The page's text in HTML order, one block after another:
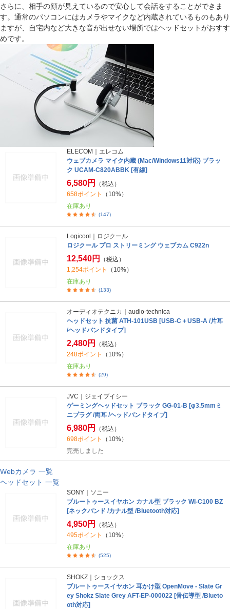
さらに、相手の顔が見えているので安心して会話をすることができま
す。通常のパソコンにはカメラやマイクなど内蔵されているものもあり
ますが、自宅内など大きな音が出せない場所ではヘッドセットがおすす
めです。
ELECOM｜エレコム
ウェブカメラ マイク内蔵 (Mac/Windows11対応) ブラッ
ク UCAM-C820ABBK [有線]
6,580円
（税込）
658ポイント
（10%）
在庫あり
(147)
Logicool｜ロジクール
ロジクール プロ ストリーミング ウェブカム C922n
12,540円
（税込）
1,254ポイント
（10%）
在庫あり
(133)
オーディオテクニカ｜audio-technica
ヘッドセット 抗菌 ATH-101USB [USB-C＋USB-A /片耳
/ヘッドバンドタイプ]
2,480円
（税込）
248ポイント
（10%）
在庫あり
(29)
JVC｜ジェイブイシー
ゲーミングヘッドセット ブラック GG-01-B [φ3.5mmミ
ニプラグ /両耳 /ヘッドバンドタイプ]
6,980円
（税込）
698ポイント
（10%）
完売しました
Webカメラ 一覧
ヘッドセット 一覧
SONY｜ソニー
ブルートゥースイヤホン カナル型 ブラック WI-C100 BZ
[ネックバンド /カナル型 /Bluetooth対応]
4,950円
（税込）
495ポイント
（10%）
在庫あり
(525)
SHOKZ｜ショックス
ブルートゥースイヤホン 耳かけ型 OpenMove - Slate Gr
ey Shokz Slate Grey AFT-EP-000022 [骨伝導型 /Blueto
oth対応]